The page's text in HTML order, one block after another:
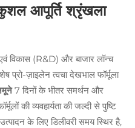
आपूर्ति श्रृंखला
विकास (R&D) और बाजार लॉन्च
प्रो-ज़ाइलेन त्वचा देखभाल फॉर्मूला
7 दिनों के भीतर समर्थन और
की व्यवहार्यता की जल्दी से पुष्टि
के लिए डिलीवरी समय स्थिर है,